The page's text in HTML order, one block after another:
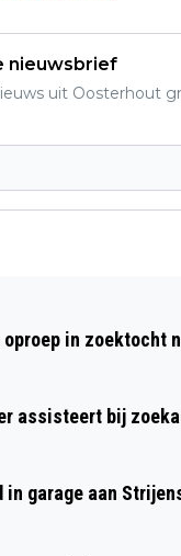
nieuwsbrief
uit Oosterhout
MET EEN
NIEUWS!
in zoektocht
assisteert bij
in garage aan